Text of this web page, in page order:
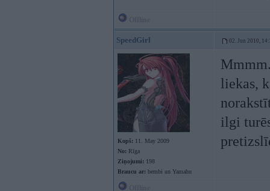
SpeedGirl 02. Jun 2010,
Kopš: 11. May 2009
No: Rīga
Ziņojumi: 198
Braucu ar: bembi un Yamahu
liekas,
ilgi